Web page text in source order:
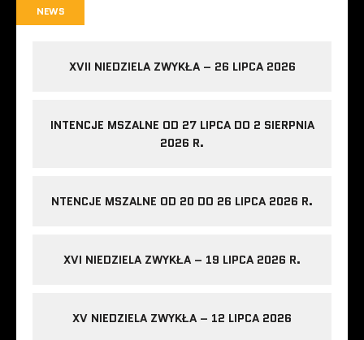
NEWS
XVII NIEDZIELA ZWYKŁA – 26 LIPCA 2026
INTENCJE MSZALNE OD 27 LIPCA DO 2 SIERPNIA
2026 R.
NTENCJE MSZALNE OD 20 DO 26 LIPCA 2026 R.
XVI NIEDZIELA ZWYKŁA – 19 LIPCA 2026 R.
XV NIEDZIELA ZWYKŁA – 12 LIPCA 2026